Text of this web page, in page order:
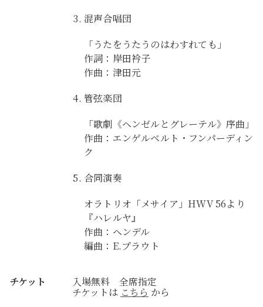
混声合唱団
「うたをうたうのはわすれても」
作詞：岸田衿子
作曲：津田元
管弦楽団
「歌劇《ヘンゼルとグレーテル》序曲」
作曲：エンゲルベルト・フンパーディン
ク
合同演奏
オラトリオ「メサイア」HWV 56より
『ハレルヤ』
作曲：ヘンデル
編曲：E.プラウト
チケット 入場無料 全席指定
チケットは こちら から